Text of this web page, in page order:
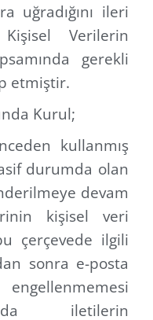
uğradığını ileri
Verilerin
gerekli
etmiştir.
Kurul;
kullanmış
durumda olan
devam
kişisel veri
çerçevede ilgili
sonra e-posta
iletilerin